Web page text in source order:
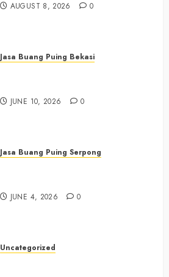
AUGUST 8, 2026 0
Jasa Buang Puing Bekasi
JUNE 10, 2026 0
Jasa Buang Puing Serpong
JUNE 4, 2026 0
Uncategorized